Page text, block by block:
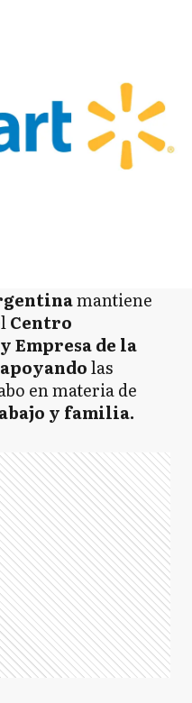
mantiene
Centro
Empresa de la
apoyandolas
en materia de
y familia.